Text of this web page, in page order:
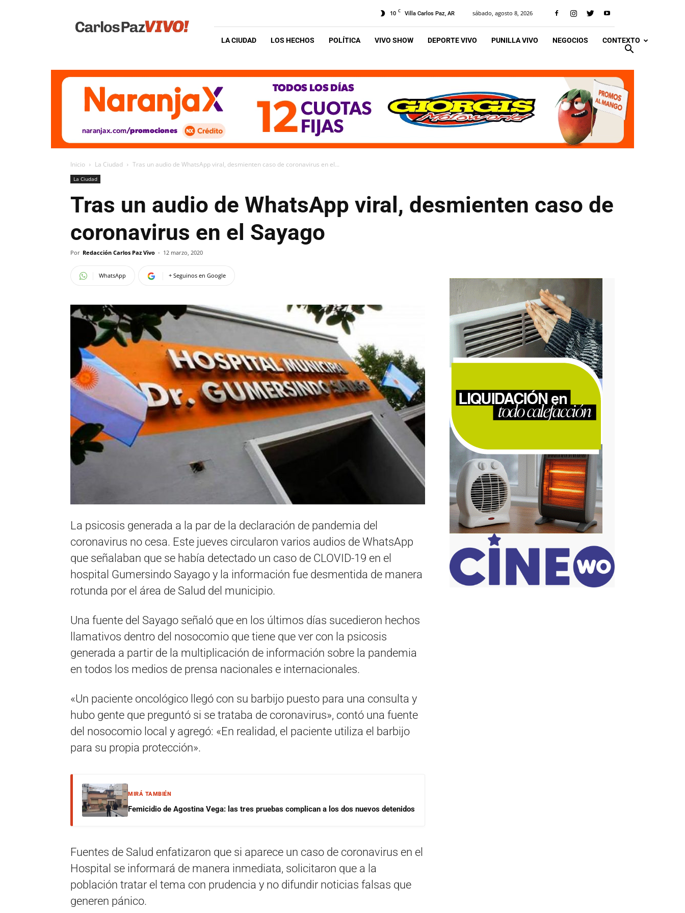
Vivo
10 C Villa Carlos Paz, AR sábado, agosto 8, 2026
LA CIUDAD LOS HECHOS POLÍTICA VIVO SHOW DEPORTE VIVO PUNILLA VIVO NEGOCIOS CONTEXTO
Inicio La Ciudad Tras un audio de WhatsApp viral, desmienten caso de coronavirus en el...
La Ciudad
Tras un audio de WhatsApp viral, desmienten caso de
coronavirus en el Sayago
Por Redacción Carlos Paz Vivo - 12 marzo, 2020
WhatsApp + Seguinos en Google
La psicosis generada a la par de la declaración de pandemia del
coronavirus no cesa. Este jueves circularon varios audios de WhatsApp
que señalaban que se había detectado un caso de CLOVID-19 en el
hospital Gumersindo Sayago y la información fue desmentida de manera
rotunda por el área de Salud del municipio.
Una fuente del Sayago señaló que en los últimos días sucedieron hechos
llamativos dentro del nosocomio que tiene que ver con la psicosis
generada a partir de la multiplicación de información sobre la pandemia
en todos los medios de prensa nacionales e internacionales.
«Un paciente oncológico llegó con su barbijo puesto para una consulta y
hubo gente que preguntó si se trataba de coronavirus», contó una fuente
del nosocomio local y agregó: «En realidad, el paciente utiliza el barbijo
para su propia protección».
MIRÁ TAMBIÉN
Femicidio de Agostina Vega: las tres pruebas complican a los dos nuevos detenidos
Fuentes de Salud enfatizaron que si aparece un caso de coronavirus en el
Hospital se informará de manera inmediata, solicitaron que a la
población tratar el tema con prudencia y no difundir noticias falsas que
generen pánico.